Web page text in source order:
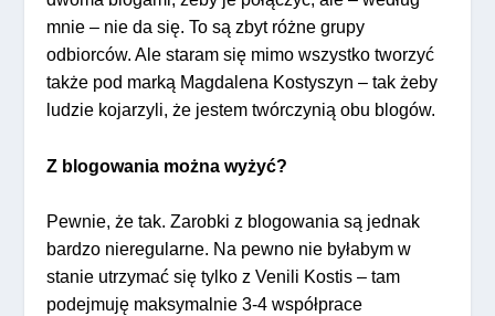
mnie – nie da się. To są zbyt różne grupy
odbiorców. Ale staram się mimo wszystko tworzyć
także pod marką Magdalena Kostyszyn – tak żeby
ludzie kojarzyli, że jestem twórczynią obu blogów.
Z blogowania można wyżyć?
Pewnie, że tak. Zarobki z blogowania są jednak
bardzo nieregularne. Na pewno nie byłabym w
stanie utrzymać się tylko z Venili Kostis – tam
podejmuję maksymalnie 3-4 współprace